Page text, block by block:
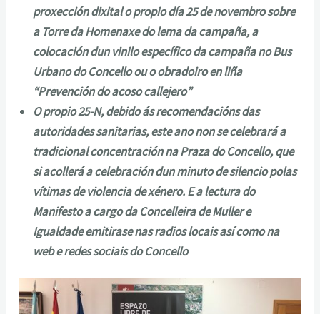
proxección dixital o propio día 25 de novembro sobre
a Torre da Homenaxe do lema da campaña, a
colocación dun vinilo específico da campaña no Bus
Urbano do Concello ou o obradoiro en liña
“Prevención do acoso callejero”
O propio 25-N, debido ás recomendacións das
autoridades sanitarias, este ano non se celebrará a
tradicional concentración na Praza do Concello, que
si acollerá a celebración dun minuto de silencio polas
vítimas de violencia de xénero. E a lectura do
Manifesto a cargo da Concelleira de Muller e
Igualdade emitirase nas radios locais así como na
web e redes sociais do Concello